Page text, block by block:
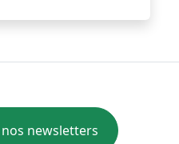
newsletters